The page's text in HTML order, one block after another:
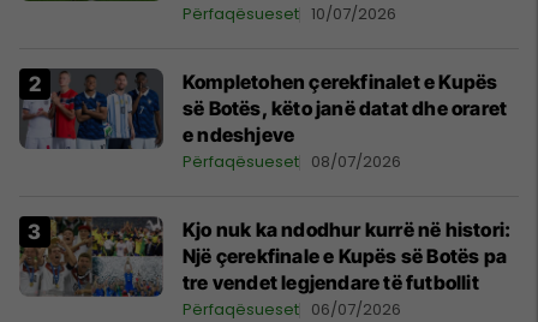
Përfaqësueset 10/07/2026
Kompletohen çerekfinalet e Kupës
së Botës, këto janë datat dhe oraret
e ndeshjeve
Përfaqësueset 08/07/2026
Kjo nuk ka ndodhur kurrë në histori:
Një çerekfinale e Kupës së Botës pa
tre vendet legjendare të futbollit
Përfaqësueset 06/07/2026